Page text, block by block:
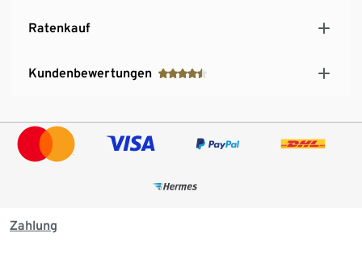
Ratenkauf
Kundenbewertungen
Zahlung